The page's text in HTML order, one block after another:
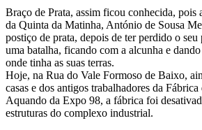
Braço de Prata, assim ficou conhecida, pois
da Quinta da Matinha, António de Sousa
postiço de prata, depois de ter perdido o
uma batalha, ficando com a alcunha e
onde tinha as suas terras.
Hoje, na Rua do Vale Formoso de Baixo,
casas e dos antigos trabalhadores da
Aquando da Expo 98, a fábrica foi
estruturas do complexo industrial.